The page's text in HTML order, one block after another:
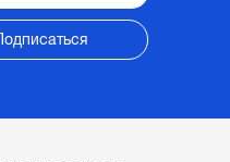
Подписаться